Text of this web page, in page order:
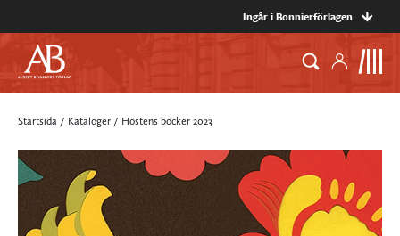
Ingår i Bonnierförlagen
Startsida / Kataloger / Höstens böcker 2023